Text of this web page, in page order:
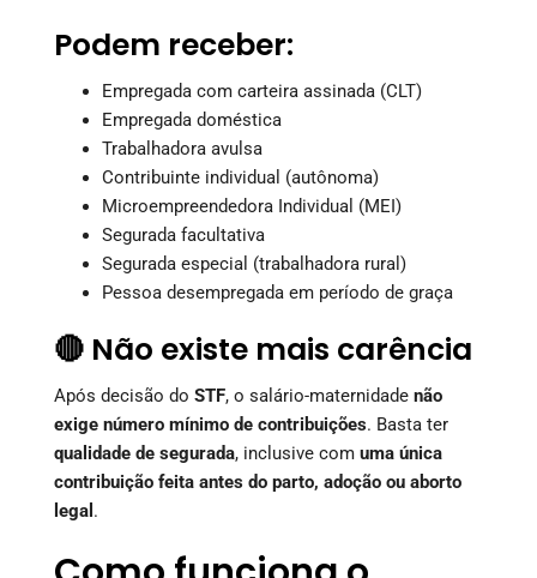
Podem receber:
Empregada com carteira assinada (CLT)
Empregada doméstica
Trabalhadora avulsa
Contribuinte individual (autônoma)
Microempreendedora Individual (MEI)
Segurada facultativa
Segurada especial (trabalhadora rural)
Pessoa desempregada em período de graça
🔴 Não existe mais carência
Após decisão do STF, o salário-maternidade não
exige número mínimo de contribuições. Basta ter
qualidade de segurada, inclusive com uma única
contribuição feita antes do parto, adoção ou aborto
legal .